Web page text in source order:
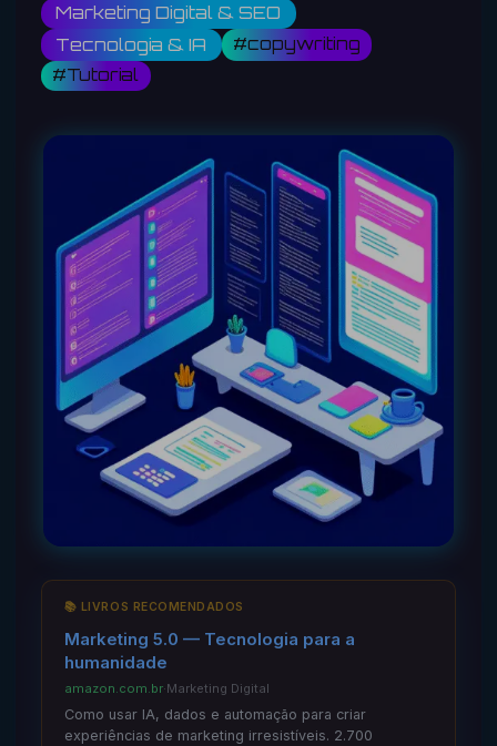
Marketing Digital & SEO
Tecnologia & IA
#copywriting
#Tutorial
📚 LIVROS RECOMENDADOS
Marketing 5.0 — Tecnologia para a
humanidade
amazon.com.br·Marketing Digital
Como usar IA, dados e automação para criar
experiências de marketing irresistíveis. 2.700